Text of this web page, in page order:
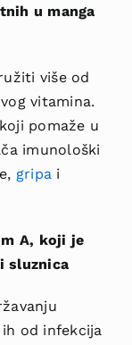
u manga
više od
vitamina.
pomaže u
imunološki
gripa i
A, koji je
sluznica
od infekcija